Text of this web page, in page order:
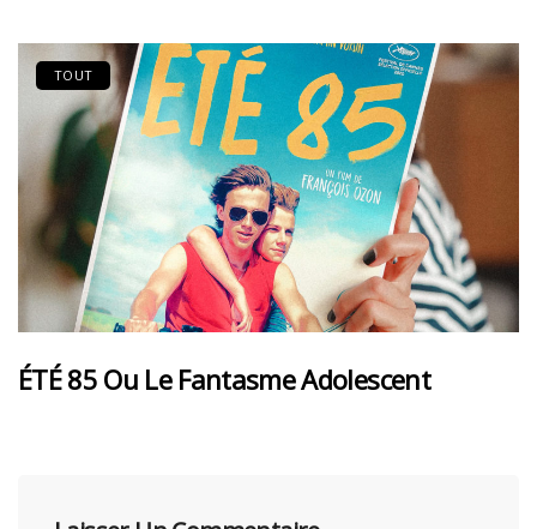
TOUT
ÉTÉ 85 Ou Le Fantasme Adolescent